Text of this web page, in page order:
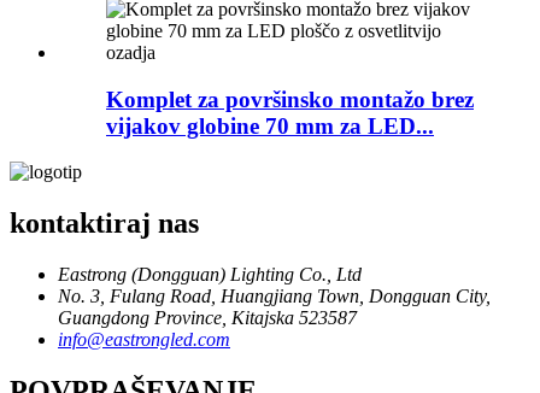
Komplet za površinsko montažo brez
vijakov globine 70 mm za LED...
kontaktiraj nas
Eastrong (Dongguan) Lighting Co., Ltd
No. 3, Fulang Road, Huangjiang Town, Dongguan City,
Guangdong Province, Kitajska 523587
info@eastrongled.com